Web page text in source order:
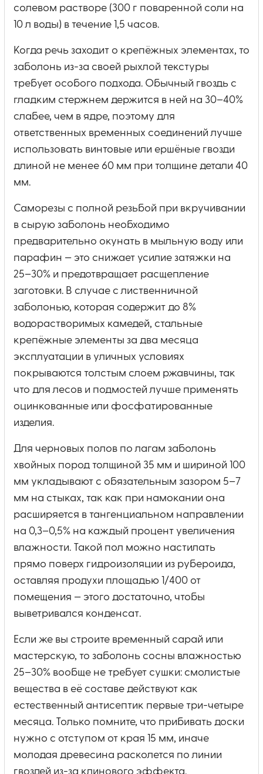
солевом растворе (300 г поваренной соли на
10 л воды) в течение 1,5 часов.
Когда речь заходит о крепёжных элементах, то
заболонь из-за своей рыхлой текстуры
требует особого подхода. Обычный гвоздь с
гладким стержнем держится в ней на 30–40%
слабее, чем в ядре, поэтому для
ответственных временных соединений лучше
использовать винтовые или ершёные гвозди
длиной не менее 60 мм при толщине детали 40
мм.
Саморезы с полной резьбой при вкручивании
в сырую заболонь необходимо
предварительно окунать в мыльную воду или
парафин — это снижает усилие затяжки на
25–30% и предотвращает расщепление
заготовки. В случае с лиственничной
заболонью, которая содержит до 8%
водорастворимых камедей, стальные
крепёжные элементы за два месяца
эксплуатации в уличных условиях
покрываются толстым слоем ржавчины, так
что для лесов и подмостей лучше применять
оцинкованные или фосфатированные
изделия.
Для черновых полов по лагам заболонь
хвойных пород толщиной 35 мм и шириной 100
мм укладывают с обязательным зазором 5–7
мм на стыках, так как при намокании она
расширяется в тангенциальном направлении
на 0,3–0,5% на каждый процент увеличения
влажности. Такой пол можно настилать
прямо поверх гидроизоляции из рубероида,
оставляя продухи площадью 1/400 от
помещения — этого достаточно, чтобы
выветривался конденсат.
Если же вы строите временный сарай или
мастерскую, то заболонь сосны влажностью
25–30% вообще не требует сушки: смолистые
вещества в её составе действуют как
естественный антисептик первые три-четыре
месяца. Только помните, что прибивать доски
нужно с отступом от края 15 мм, иначе
молодая древесина расколется по линии
гвоздей из-за клинового эффекта.